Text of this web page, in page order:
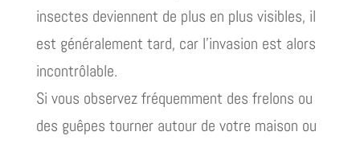
insectes deviennent de plus en plus visibles, il
est généralement tard, car l’invasion est alors
incontrôlable.
Si vous observez fréquemment des frelons ou
des guêpes tourner autour de votre maison ou